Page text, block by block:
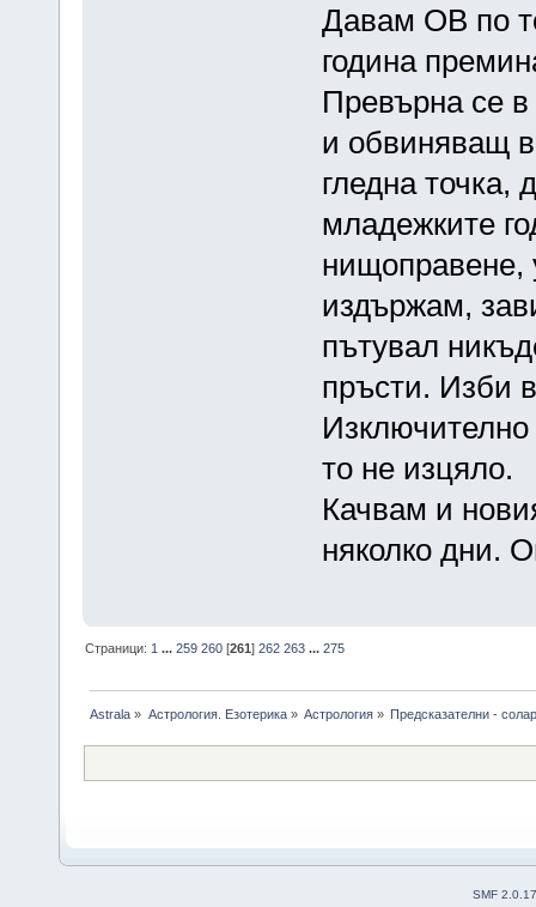
Давам ОВ по
година
Превърна се
и обвиняващ
гледна точка,
младежките
нищоправене,
издържам,
пътувал
пръсти. Изби
то не изцяло.
Качвам и
няколко дни.
Страници: 1 ...259 260 [261]262 263 ...275
Astrala » Астрология. Езотерика» Астрология» Предсказателни -
SMF 2.0.17